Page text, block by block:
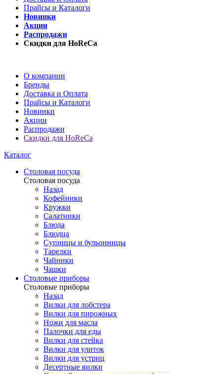
Прайсы и Каталоги
Новинки
Акции
Распродажи
Скидки для HoReCa
О компании
Бренды
Доставка и Оплата
Прайсы и Каталоги
Новинки
Акции
Распродажи
Скидки для HoReCa
Каталог
Столовая посуда
Столовая посуда
Назад
Кофейники
Кружки
Салатники
Блюда
Блюдца
Супницы и бульонницы
Тарелки
Чайники
Чашки
Cтоловые приборы
Cтоловые приборы
Назад
Вилки для лобстера
Вилки для пирожных
Ножи для масла
Палочки для еды
Вилки для стейка
Вилки для улиток
Вилки для устриц
Десертные вилки